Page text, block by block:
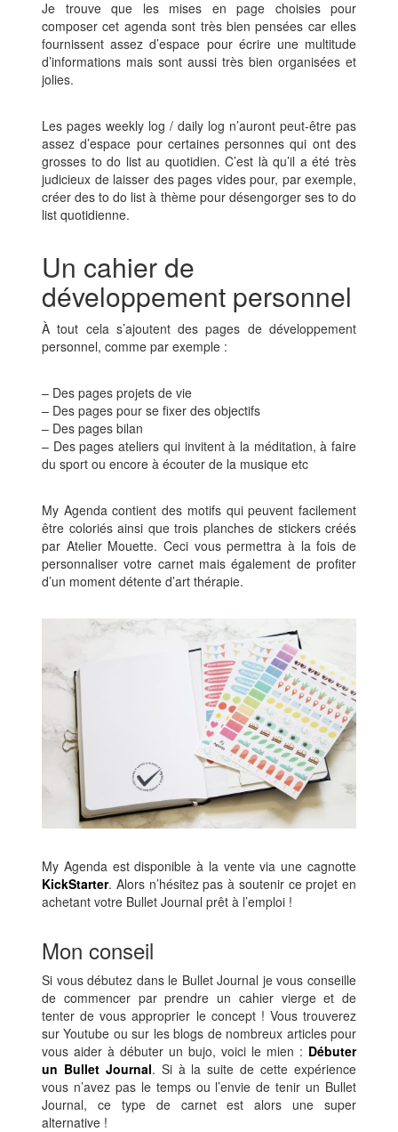
Je trouve que les mises en page choisies pour
composer cet agenda sont très bien pensées car elles
fournissent assez d’espace pour écrire une multitude
d’informations mais sont aussi très bien organisées et
jolies.
Les pages weekly log / daily log n’auront peut-être pas
assez d’espace pour certaines personnes qui ont des
grosses to do list au quotidien. C’est là qu’il a été très
judicieux de laisser des pages vides pour, par exemple,
créer des to do list à thème pour désengorger ses to do
list quotidienne.
Un cahier de
développement personnel
À tout cela s’ajoutent des pages de développement
personnel, comme par exemple :
– Des pages projets de vie
– Des pages pour se fixer des objectifs
– Des pages bilan
– Des pages ateliers qui invitent à la méditation, à faire
du sport ou encore à écouter de la musique etc
My Agenda contient des motifs qui peuvent facilement
être coloriés ainsi que trois planches de stickers créés
par Atelier Mouette. Ceci vous permettra à la fois de
personnaliser votre carnet mais également de profiter
d’un moment détente d’art thérapie.
My Agenda est disponible à la vente via une cagnotte
KickStarter. Alors n’hésitez pas à soutenir ce projet en
achetant votre Bullet Journal prêt à l’emploi !
Mon conseil
Si vous débutez dans le Bullet Journal je vous conseille
de commencer par prendre un cahier vierge et de
tenter de vous approprier le concept ! Vous trouverez
sur Youtube ou sur les blogs de nombreux articles pour
vous aider à débuter un bujo, voici le mien : Débuter
un Bullet Journal. Si à la suite de cette expérience
vous n’avez pas le temps ou l’envie de tenir un Bullet
Journal, ce type de carnet est alors une super
alternative !